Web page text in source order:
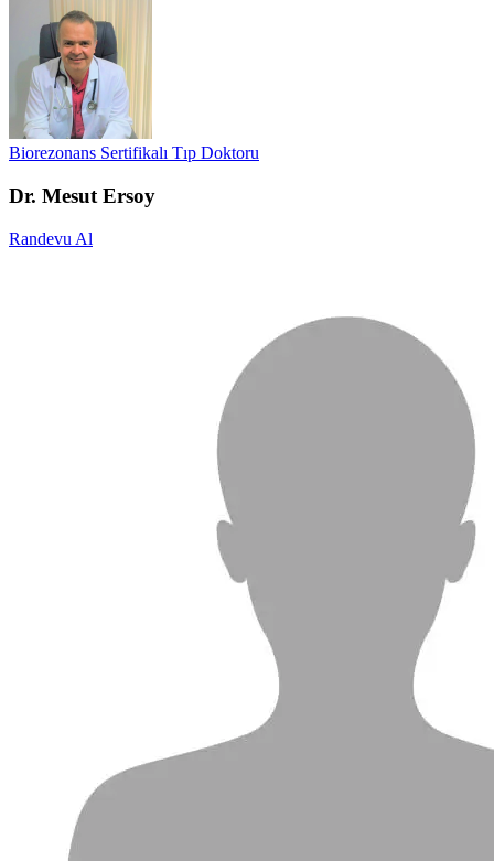
Biorezonans Sertifikalı Tıp Doktoru
Dr. Mesut Ersoy
Randevu Al